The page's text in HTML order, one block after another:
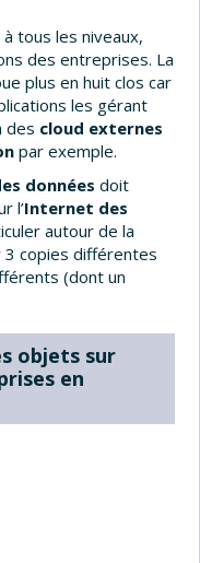
à tous les niveaux,
des entreprises. La
plus en huit clos car
les gérant
des cloud externes
par exemple.
données doit
l’Internet des
autour de la
copies différentes
(dont un
objets sur
en